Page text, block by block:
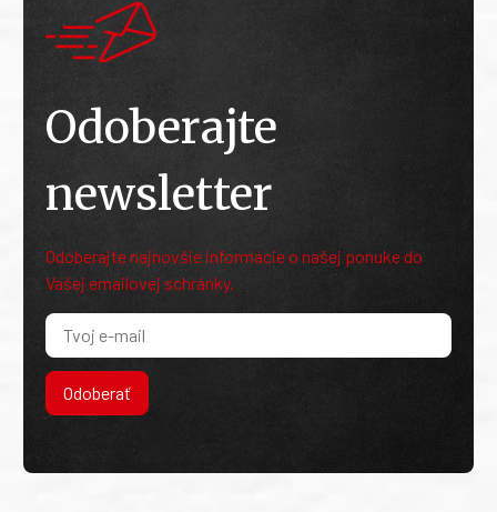
Odoberajte
newsletter
Odoberajte najnovšie informácie o našej ponuke do
Vašej emailovej schránky.
Odoberať